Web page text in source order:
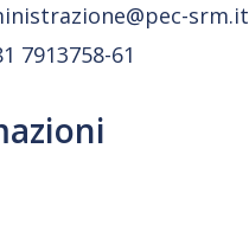
srm.it
7913758-61